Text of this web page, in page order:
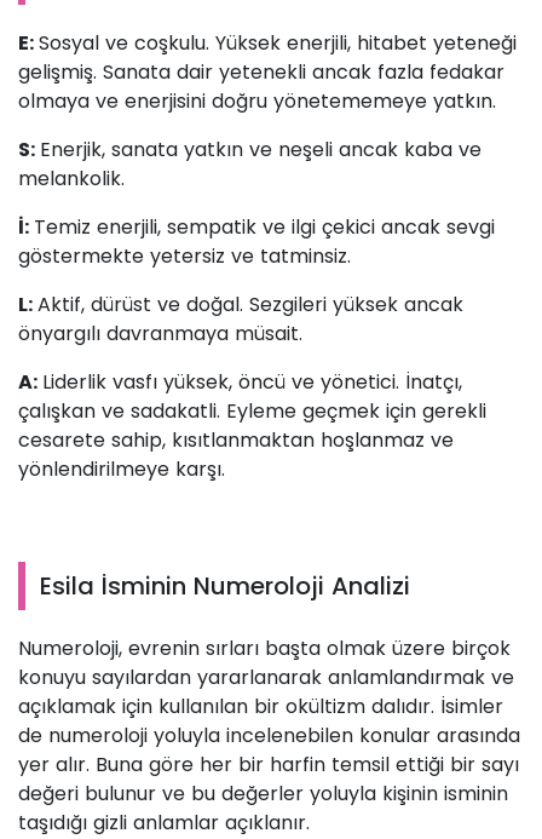
E:Sosyal ve coşkulu. Yüksek enerjili, hitabet yeteneği
gelişmiş. Sanata dair yetenekli ancak fazla fedakar
olmaya ve enerjisini doğru yönetememeye yatkın.
S: Enerjik, sanata yatkın ve neşeli ancak kaba ve
melankolik.
İ: Temiz enerjili, sempatik ve ilgi çekici ancak sevgi
göstermekte yetersiz ve tatminsiz.
L:Aktif, dürüst ve doğal. Sezgileri yüksek ancak
önyargılı davranmaya müsait.
A: Liderlik vasfı yüksek, öncü ve yönetici. İnatçı,
çalışkan ve sadakatli. Eyleme geçmek için gerekli
cesarete sahip, kısıtlanmaktan hoşlanmaz ve
yönlendirilmeye karşı.
Esila İsminin Numeroloji Analizi
Numeroloji, evrenin sırları başta olmak üzere birçok
konuyu sayılardan yararlanarak anlamlandırmak ve
açıklamak için kullanılan bir okültizm dalıdır. İsimler
de numeroloji yoluyla incelenebilen konular arasında
yer alır. Buna göre her bir harfin temsil ettiği bir sayı
değeri bulunur ve bu değerler yoluyla kişinin isminin
taşıdığı gizli anlamlar açıklanır.